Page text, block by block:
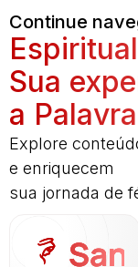
Continue
Sua
a
Explore
e enriquecem
sua jornada de
Santo